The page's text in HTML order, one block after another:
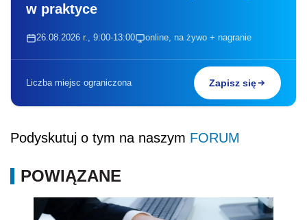
w praktyce
26.08.2026 r., 9:00-13:00 online, na żywo + nagranie
Liczba miejsc ograniczona Zapisz się
Podyskutuj o tym na naszym FORUM
POWIĄZANE